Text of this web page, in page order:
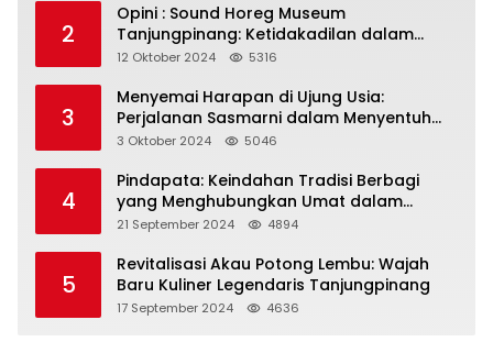
2
Opini : Sound Horeg Museum
Tanjungpinang: Ketidakadilan dalam
Representasi
12 Oktober 2024 5316
3
Menyemai Harapan di Ujung Usia:
Perjalanan Sasmarni dalam Menyentuh
Hati dan Jiwa
3 Oktober 2024 5046
4
Pindapata: Keindahan Tradisi Berbagi
yang Menghubungkan Umat dalam
Spiritualitas dan Kebersamaan dalam
21 September 2024 4894
5
Revitalisasi Akau Potong Lembu: Wajah
Baru Kuliner Legendaris Tanjungpinang
17 September 2024 4636